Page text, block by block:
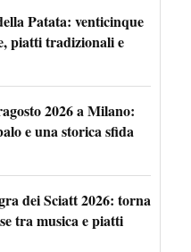
Patata: venticinque
piatti tradizionali e
2026 a Milano:
e una storica sfida
dei Sciatt 2026: torna
tra musica e piatti